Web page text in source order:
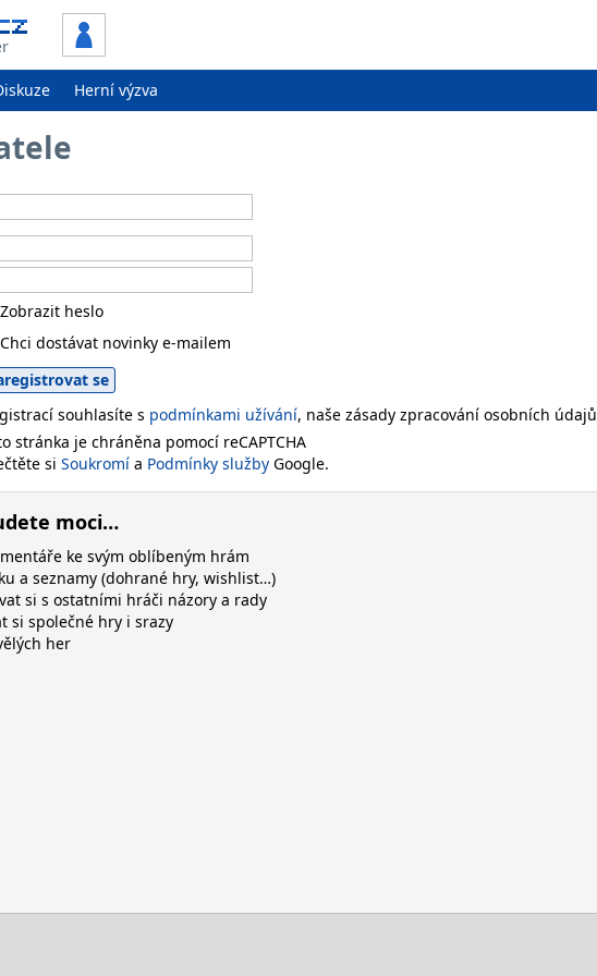
Herní výzva
Zobrazit heslo
Chci dostávat novinky e-mailem
souhlasíte s podmínkami užívání, naše zásady zpracování osobních údajů
stránka je chráněna pomocí reCAPTCHA
si Soukromí a Podmínky služby Google.
moci…
ke svým oblíbeným hrám
a seznamy (dohrané hry, wishlist…)
si s ostatními hráči názory a rady
si společné hry i srazy
her